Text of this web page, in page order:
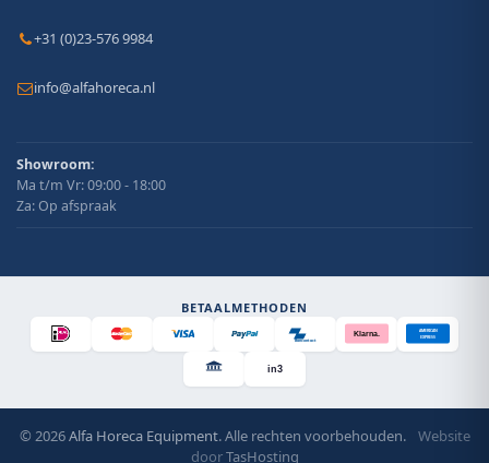
+31 (0)23-576 9984
info@alfahoreca.nl
Showroom:
Ma t/m Vr: 09:00 - 18:00
Za: Op afspraak
BETAALMETHODEN
Bancontact
Klarna.
AMERICAN
EXPRESS
in3
© 2026Alfa Horeca Equipment. Alle rechten voorbehouden.
Website
doorTasHosting